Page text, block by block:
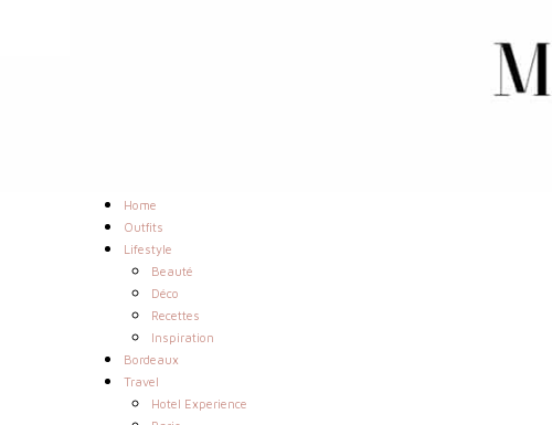
Home
Outfits
Lifestyle
Beauté
Déco
Recettes
Inspiration
Bordeaux
Travel
Hotel Experience